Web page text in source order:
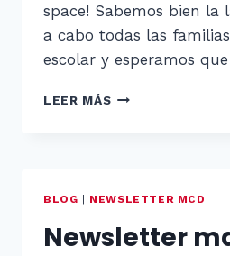
space! Sabemos bien la
a cabo todas las
escolar y esperamos
LEER MÁSCERRADO
BLOG NEWSLETTER MCD
Newsletter